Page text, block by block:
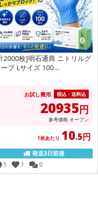
2000枚]明石通商 ニトリルグ
ーブ Lサイズ 100...
お試し費用 税込・送料込
20935円
参考価格 オープン
1枚あたり 10.5円
発送3日前後
5 1 0